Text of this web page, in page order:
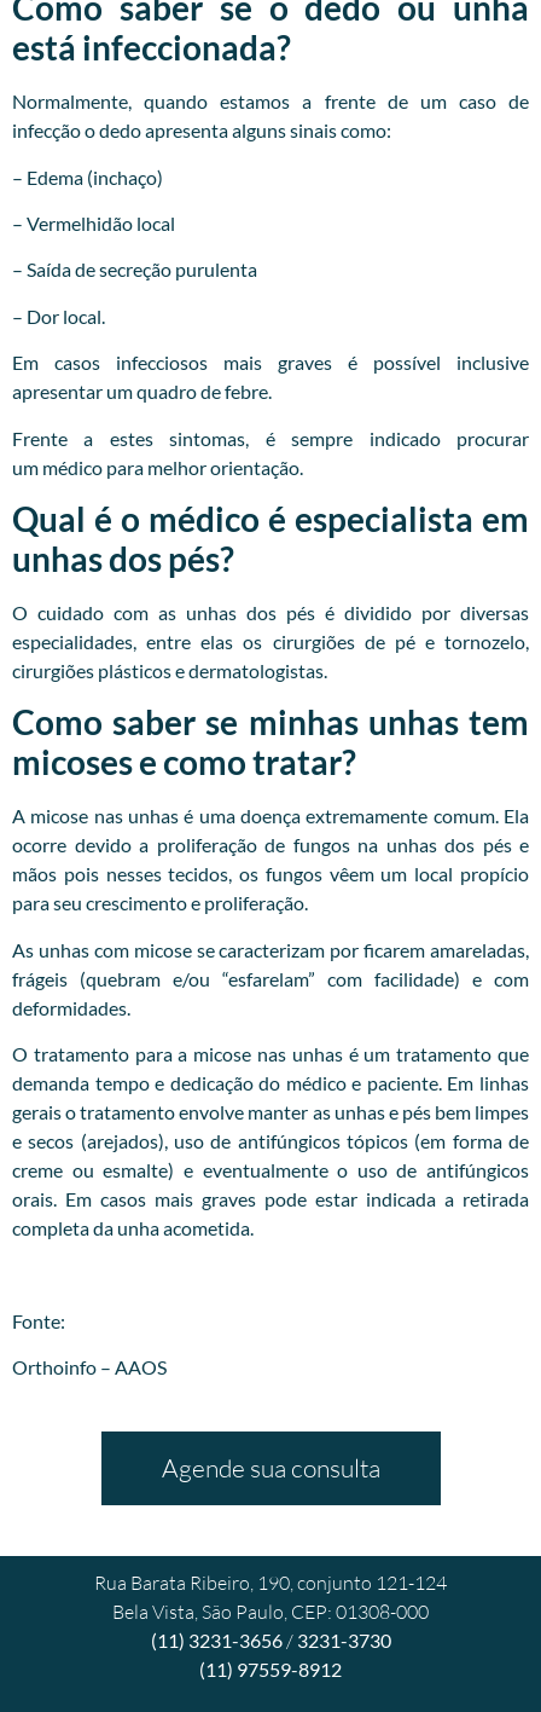
está infeccionada?
Normalmente, quando estamos a frente de um caso de
infecção o dedo apresenta alguns sinais como:
– Edema (inchaço)
– Vermelhidão local
– Saída de secreção purulenta
– Dor local.
Em casos infecciosos mais graves é possível inclusive
apresentar um quadro de febre.
Frente a estes sintomas, é sempre indicado procurar
um médico para melhor orientação.
Qual é o médico é especialista em
unhas dos pés?
O cuidado com as unhas dos pés é dividido por diversas
especialidades, entre elas os cirurgiões de pé e tornozelo,
cirurgiões plásticos e dermatologistas.
Como saber se minhas unhas tem
micoses e como tratar?
A micose nas unhas é uma doença extremamente comum. Ela
ocorre devido a proliferação de fungos na unhas dos pés e
mãos pois nesses tecidos, os fungos vêem um local propício
para seu crescimento e proliferação.
As unhas com micose se caracterizam por ficarem amareladas,
frágeis (quebram e/ou “esfarelam” com facilidade) e com
deformidades.
O tratamento para a micose nas unhas é um tratamento que
demanda tempo e dedicação do médico e paciente. Em linhas
gerais o tratamento envolve manter as unhas e pés bem limpes
e secos (arejados), uso de antifúngicos tópicos (em forma de
creme ou esmalte) e eventualmente o uso de antifúngicos
orais. Em casos mais graves pode estar indicada a retirada
completa da unha acometida.
Fonte:
Orthoinfo – AAOS
Agende sua consulta
Rua Barata Ribeiro, 190, conjunto 121-124
Bela Vista, São Paulo, CEP: 01308-000
(11) 3231-3656/ 3231-3730
(11) 97559-8912